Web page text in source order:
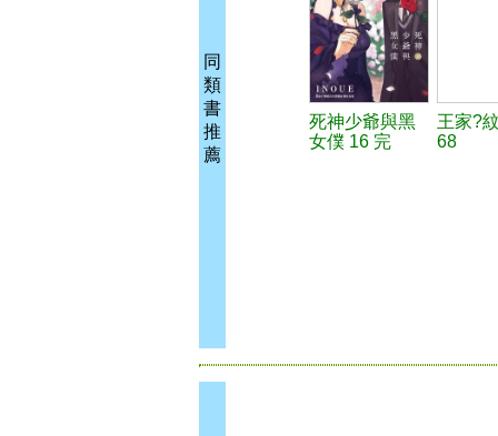
同
類
書
推
薦
死神少爺與黑
女僕 16 完
王家?
68